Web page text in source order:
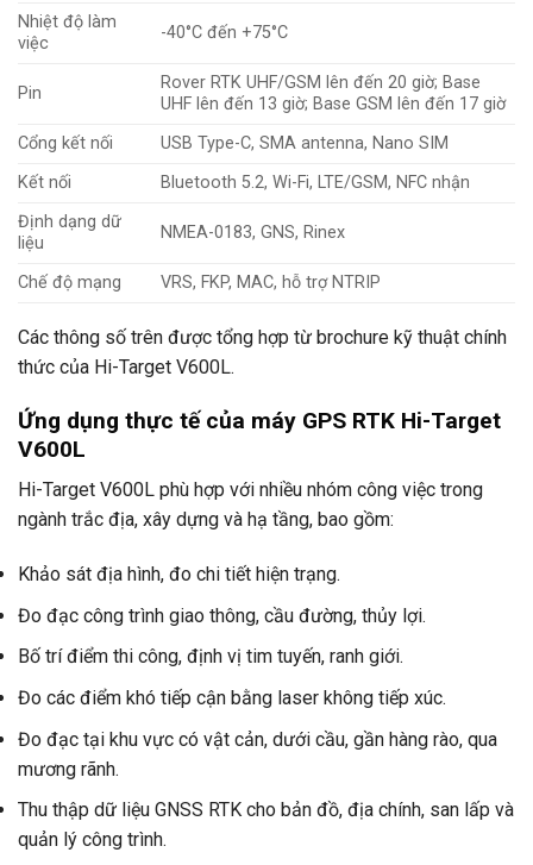
Nhiệt độ làm
việc
-40°C đến +75°C
Pin
Rover RTK UHF/GSM lên đến 20 giờ; Base
UHF lên đến 13 giờ; Base GSM lên đến 17 giờ
Cổng kết nối
USB Type-C, SMA antenna, Nano SIM
Kết nối
Bluetooth 5.2, Wi-Fi, LTE/GSM, NFC nhận
Định dạng dữ
liệu
NMEA-0183, GNS, Rinex
Chế độ mạng VRS, FKP, MAC, hỗ trợ NTRIP
Các thông số trên được tổng hợp từ brochure kỹ thuật chính
thức của Hi-Target V600L.
Ứng dụng thực tế của máy GPS RTK Hi-Target
V600L
Hi-Target V600L phù hợp với nhiều nhóm công việc trong
ngành trắc địa, xây dựng và hạ tầng, bao gồm:
Khảo sát địa hình, đo chi tiết hiện trạng.
Đo đạc công trình giao thông, cầu đường, thủy lợi.
Bố trí điểm thi công, định vị tim tuyến, ranh giới.
Đo các điểm khó tiếp cận bằng laser không tiếp xúc.
Đo đạc tại khu vực có vật cản, dưới cầu, gần hàng rào, qua
mương rãnh.
Thu thập dữ liệu GNSS RTK cho bản đồ, địa chính, san lấp và
quản lý công trình.